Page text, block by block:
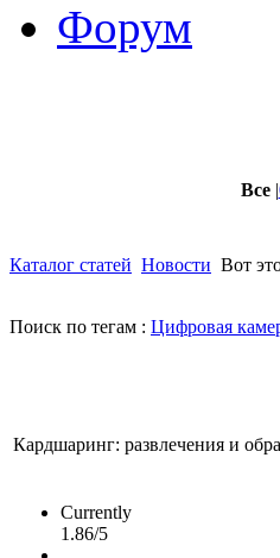
Форум
Все|
Каталог статей Новости Вот
Поиск по тегам : Цифровая
Кардшаринг: развлечения и
Currently
1.86/5